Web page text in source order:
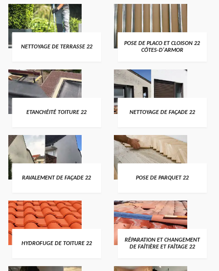
NETTOYAGE DE TERRASSE 22
POSE DE PLACO ET CLOISON 22
CÔTES-D'ARMOR
ETANCHÉITÉ TOITURE 22 NETTOYAGE DE FAÇADE 22
RAVALEMENT DE FAÇADE 22 POSE DE PARQUET 22
HYDROFUGE DE TOITURE 22
RÉPARATION ET CHANGEMENT
DE FAÎTIÈRE ET FAÎTAGE 22